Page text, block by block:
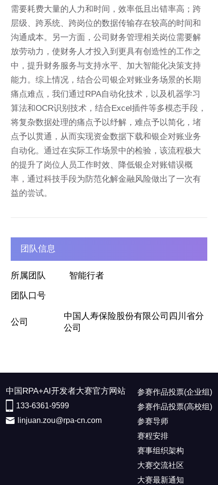
需要耗费大量的人力和时间，效率低且出错率高；跨
层级、跨系统、跨岗位的数据传输存在较高的时间和
沟通成本。另一方面，公司财务管理相关岗位需要解
放劳动力，使财务人才投入到更具有创造性的工作之
中，提升财务服务与支持水平、加大智能化决策支持
能力。综上情况，结合公司银企对账业务场景的长期
痛点难点，我们通过RPA自动化技术，以及机器学习
算法和OCR识别技术，结合Excel插件等多模态手段，
将复杂数据处理的痛点予以纾解，难点予以简化，堵
点予以贯通，从而实现资金数据下载和银企对账业务
自动化。通过在实际工作场景中的检验，该流程极大
的提升了岗位人员工作时效、降低银企对账错误概
率，通过科技手段为防范化解金融风险做出了一次有
益的尝试。
团队信息
所属团队 智能行者
团队口号
公司
中国人寿保险股份有限公司四川省分
公司
中国RPA+AI开发者大赛官方网站
133-6361-9599
linjuan.zou@rpa-cn.com
参赛作品投票(企业组)
参赛作品投票(高校组)
参赛导师
赛程安排
赛事组织架构
大赛交流社区
大赛最新通知